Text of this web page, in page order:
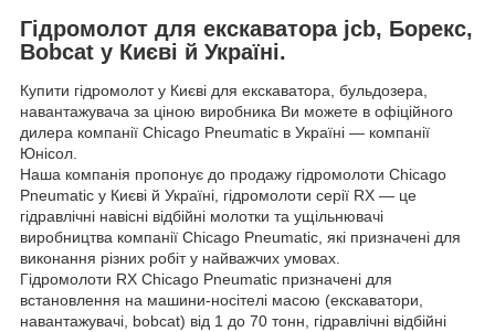
Гідромолот для екскаватора jcb, Борекс,
Bobcat у Києві й Україні.
Купити гідромолот у Києві для екскаватора, бульдозера,
навантажувача за ціною виробника Ви можете в офіційного
дилера компанії Chicago Pneumatic в Україні — компанії
Юнісол.
Наша компанія пропонує до продажу гідромолоти Chicago
Pneumatic у Києві й Україні, гідромолоти серії RX — це
гідравлічні навісні відбійні молотки та ущільнювачі
виробництва компанії Chicago Pneumatic, які призначені для
виконання різних робіт у найважчих умовах.
Гідромолоти RX Chicago Pneumatic призначені для
встановлення на машини-носітелі масою (екскаватори,
навантажувачі, bobcat) від 1 до 70 тонн, гідравлічні відбійні